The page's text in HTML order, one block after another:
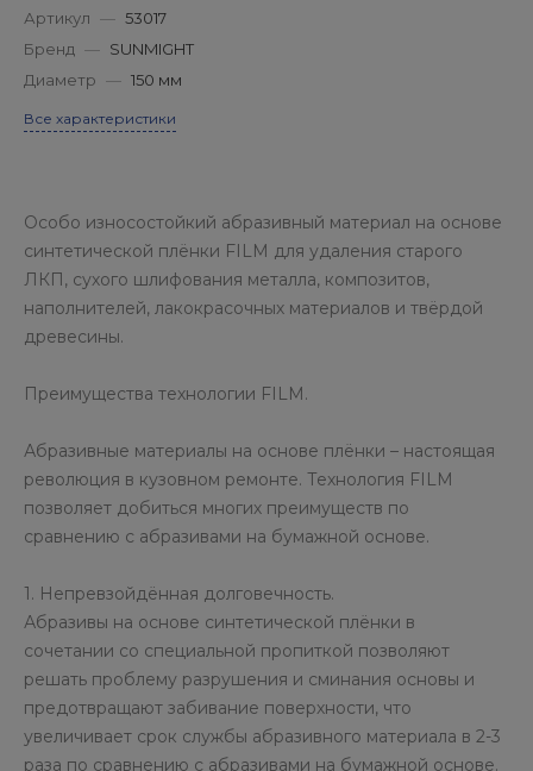
Артикул — 53017
Бренд — SUNMIGHT
Диаметр — 150 мм
Все характеристики
Особо износостойкий абразивный материал на основе
синтетической плёнки FILM для удаления старого
ЛКП, сухого шлифования металла, композитов,
наполнителей, лакокрасочных материалов и твёрдой
древесины.
Преимущества технологии FILM.
Абразивные материалы на основе плёнки – настоящая
революция в кузовном ремонте. Технология FILM
позволяет добиться многих преимуществ по
сравнению с абразивами на бумажной основе.
1. Непревзойдённая долговечность.
Абразивы на основе синтетической плёнки в
сочетании со специальной пропиткой позволяют
решать проблему разрушения и сминания основы и
предотвращают забивание поверхности, что
увеличивает срок службы абразивного материала в 2-3
раза по сравнению с абразивами на бумажной основе.